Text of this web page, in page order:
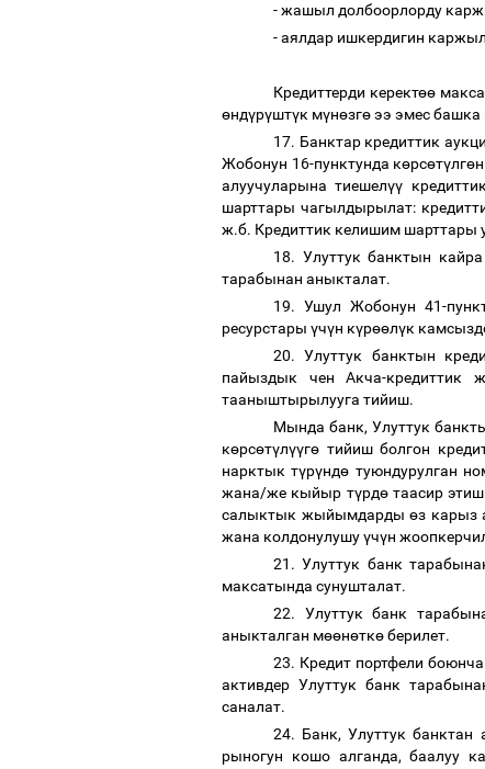
- жашыл долбоорлорду
- аялдар ишкердигин
Кредиттерди керектөө
өндүрүштүк мүнөзгөээ эмес башка
17. Банктар кредиттик
Жобонун 16-пунктунда көрсөтүлгө
алуучуларына тиешелүү
шарттары чагылдырылат:
ж.б. Кредиттик келишим
18. Улуттук банктын
тарабынан аныкталат.
19. Ушул Жобонун 41-
ресурстары үчүн күрөөлүк
20. Улуттук банктын
пайыздык чен Акча-кредиттик
тааныштырылууга тийиш.
Мында банк, Улуттук
көрсөтүлүүгө тийиш болгон
нарктык түрүндө туюндурулган
жана/же кыйыр түрдөтаасир
салыктык жыйымдардыөз карыз
жана колдонулушуүчүн
21. Улуттук банк
максатында сунушталат.
22. Улуттук банк
аныкталган мөөнөткөберилет.
23. Кредит портфели
активдер Улуттук банк
саналат.
24. Банк, Улуттук банктан
рыногун кошо алганда, баалуу